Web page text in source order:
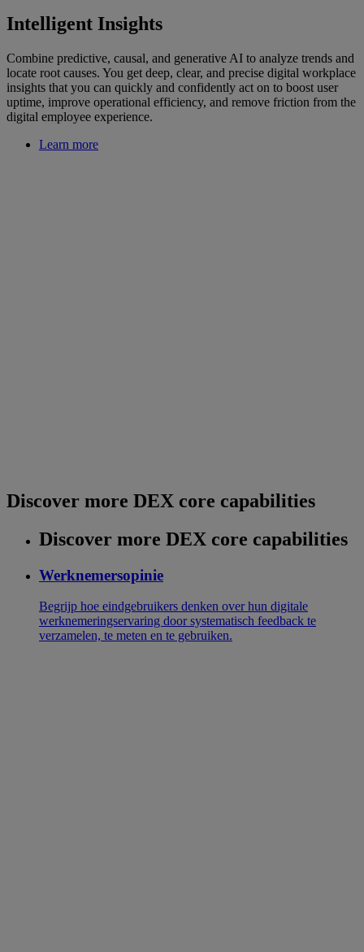
Intelligent Insights
Combine predictive, causal, and generative AI to analyze trends and
locate root causes. You get deep, clear, and precise digital workplace
insights that you can quickly and confidently act on to boost user
uptime, improve operational efficiency, and remove friction from the
digital employee experience.
Learn more
Discover more DEX core capabilities
Discover more DEX core capabilities
Werknemersopinie
Begrijp hoe eindgebruikers denken over hun digitale
werknemeringservaring door systematisch feedback te
verzamelen, te meten en te gebruiken.